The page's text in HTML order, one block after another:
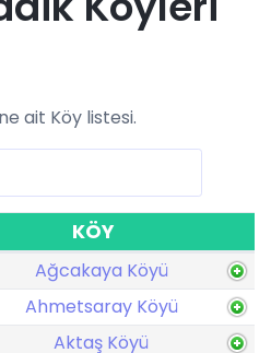
ait Köy listesi.
KÖY
Ağcakaya Köyü
Ahmetsaray Köyü
Aktaş Köyü